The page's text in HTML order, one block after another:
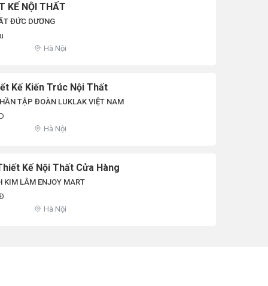
KẾ NỘI THẤT
ĐỨC DƯƠNG
Hà Nội
Kế Kiến Trúc Nội Thất
TẬP ĐOÀN LUKLAK VIỆT NAM
Hà Nội
Kế Nội Thất Cửa Hàng
KIM LÂM ENJOY MART
Hà Nội